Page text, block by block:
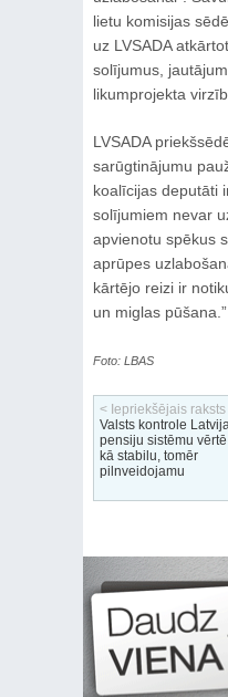
lietu komisijas
uz LVSADA
solījumus,
likumprojekta
LVSADA
sarūgtinājumu
koalīcijas deputāti
solījumiem nevar
apvienotu spēkus
aprūpes
kārtējo reizi ir
un miglas pūšana.”
Foto: LBAS
< Iepriekšējais raksts
Valsts kontrole
pensiju sistēmu vērtē
kā stabilu, tomēr
pilnveidojamu